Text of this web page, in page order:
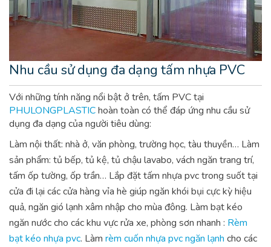
Nhu cầu sử dụng đa dạng tấm nhựa PVC
Với những tính năng nổi bật ở trên, tấm PVC tại
PHULONGPLASTIChoàn toàn có thể đáp ứng nhu cầu sử
dụng đa dạng của người tiêu dùng:
Làm nội thất: nhà ở, văn phòng, trường học, tàu thuyền… Làm
sản phẩm: tủ bếp, tủ kệ, tủ chậu lavabo, vách ngăn trang trí,
tấm ốp tường, ốp trần… Lắp đặt tấm nhựa pvc trong suốt tại
cửa đi lại các cửa hàng vỉa hè giúp ngăn khói bụi cực kỳ hiệu
quả, ngăn gió lạnh xâm nhập cho mùa đông. Làm bạt kéo
ngăn nước cho các khu vực rửa xe, phòng sơn nhanh : Rèm
bạt kéo nhựa pvc. Làm rèm cuốn nhựa pvc ngăn lạnh cho các